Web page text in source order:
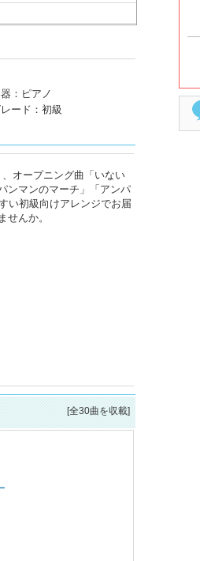
：ピアノ
ード：初級
オープニング曲「いない
ンマンのマーチ」「アンパ
い初級向けアレンジでお届
んか。
[全30曲を収載]